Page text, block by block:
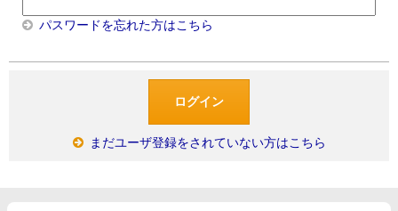
パスワードを忘れた方はこちら
まだユーザ登録をされていない方はこちら